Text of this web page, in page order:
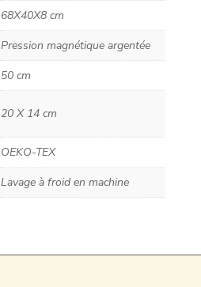
68X40X8 cm
Pression magnétique argentée
50 cm
20 X 14 cm
OEKO-TEX
Lavage à froid en machine